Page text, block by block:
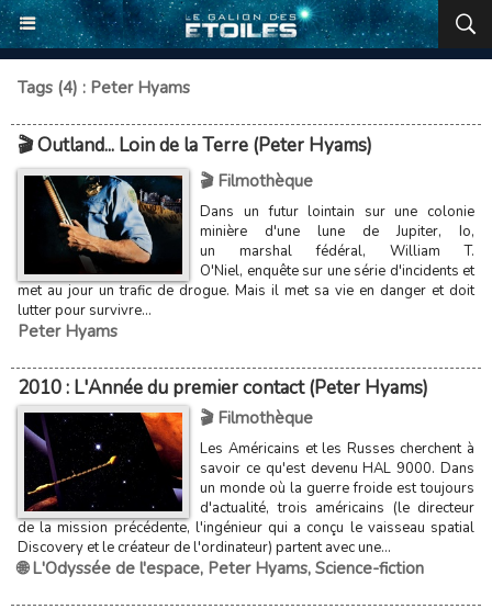
Tags (4) : Peter Hyams
🎬 Outland... Loin de la Terre (Peter Hyams)
🎬 Filmothèque
Dans un futur lointain sur une colonie
minière d'une lune de Jupiter, Io,
un marshal fédéral, William T.
O'Niel, enquête sur une série d'incidents et
met au jour un trafic de drogue. Mais il met sa vie en danger et doit
lutter pour survivre...
Peter Hyams
2010 : L'Année du premier contact (Peter Hyams)
🎬 Filmothèque
Les Américains et les Russes cherchent à
savoir ce qu'est devenu HAL 9000. Dans
un monde où la guerre froide est toujours
d'actualité, trois américains (le directeur
de la mission précédente, l'ingénieur qui a conçu le vaisseau spatial
Discovery et le créateur de l'ordinateur) partent avec une...
🌐 L'Odyssée de l'espace, Peter Hyams, Science-fiction